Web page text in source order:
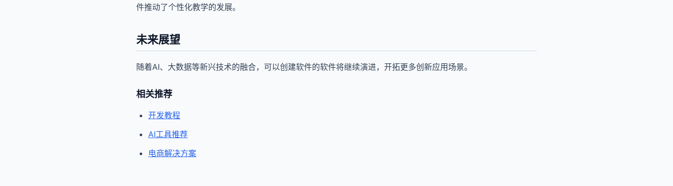
件推动了个性化教学的发展。
未来展望
随着AI、大数据等新兴技术的融合，可以创建软件的软件将继续演进，开拓更多创新应用场景。
相关推荐
开发教程
AI工具推荐
电商解决方案